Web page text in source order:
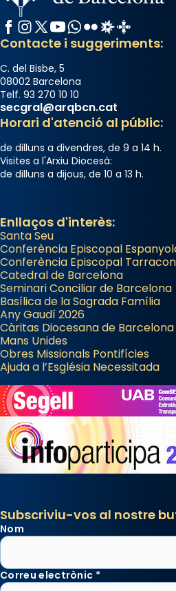
Facebook
Instagram
X / Twitter
YouTube
WhatsApp
FlickrRadio Estel
Catalunya
Contacte i suggeriments:
C. del Bisbe, 5
08002 Barcelona
Telf. 93 270 10 10
secgral@arqbcn.cat
Horari d'atenció al públic:
de dilluns a divendres, de 9 a 14 h.
Visites a l'Arxiu Diocesà:
de dilluns a dijous, de 10 a 13 h.
Enllaços d'interès:
Santa Seu
Conferència Episcopal
Conferència Episcopal
Catedral de Barcelona
Seminari Conciliar de Barcelona
Basílica de la Sagrada Família
Any Gaudí 2026
Càritas Diocesana de Barcelona
Mans Unides
Obres Missionals Pontifícies
Ajuda a l’Església Necessitada
Subscriviu-vos al nostre
Nom
Correu electrònic *